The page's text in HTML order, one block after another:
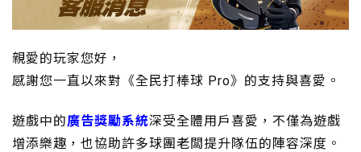
親愛的玩家您好，
感謝您一直以來對《全民打棒球 Pro》的支持與喜愛。
遊戲中的廣告獎勵系統深受全體用戶喜愛，不僅為遊戲
增添樂趣，也協助許多球團老闆提升隊伍的陣容深度。